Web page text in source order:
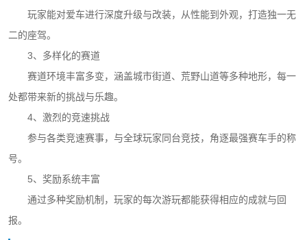
玩家能对爱车进行深度升级与改装，从性能到外观，打造独一无
二的座驾。
3、多样化的赛道
赛道环境丰富多变，涵盖城市街道、荒野山道等多种地形，每一
处都带来新的挑战与乐趣。
4、激烈的竞速挑战
参与各类竞速赛事，与全球玩家同台竞技，角逐最强赛车手的称
号。
5、奖励系统丰富
通过多种奖励机制，玩家的每次游玩都能获得相应的成就与回
报。